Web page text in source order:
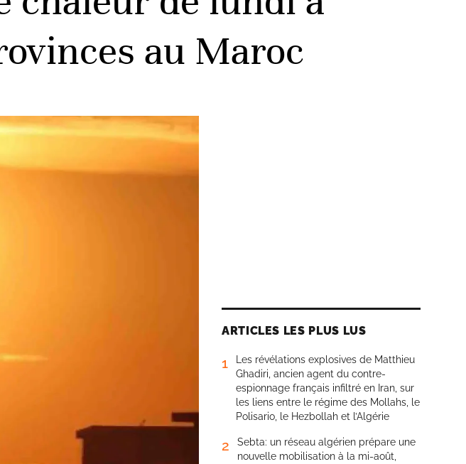
au Maroc
ARTICLES LES PLUS LUS
1
Les révélations explosives de Matthieu
Ghadiri, ancien agent du contre-
espionnage français infiltré en Iran, sur
les liens entre le régime des Mollahs, le
Polisario, le Hezbollah et l’Algérie
2
Sebta: un réseau algérien prépare une
nouvelle mobilisation à la mi-août,